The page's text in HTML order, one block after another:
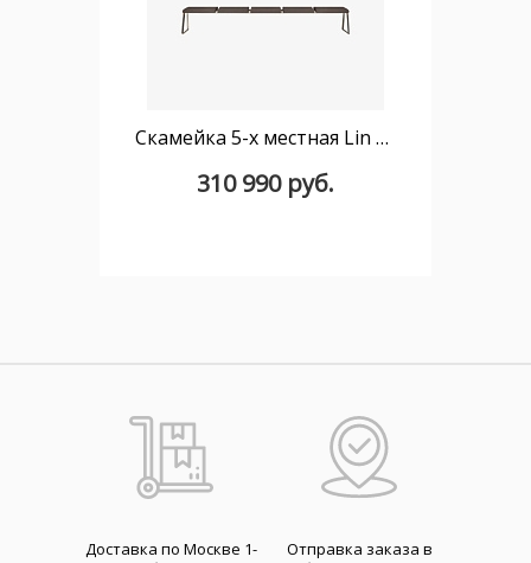
Скамейка 5-х местная Lin Tapiz с обитым сиденьем
310 990 руб.
Доставка по Москве 1-
Отправка заказа в